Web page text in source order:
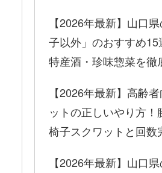
【2026年最新】山口
子以外」のおすすめ15
特産酒・珍味惣菜を徹
【2026年最新】高齢
ットの正しいやり方
椅子スクワットと回数
【2026年最新】山口